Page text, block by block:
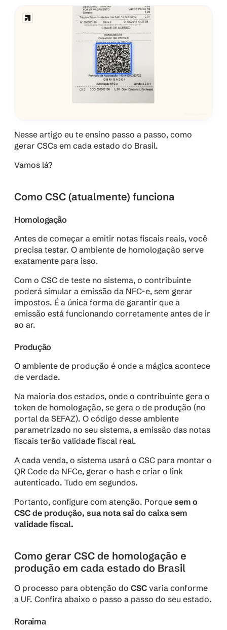
Nesse artigo eu te ensino passo a passo, como
gerar CSCs em cada estado do Brasil.
Vamos lá?
Como CSC (atualmente) funciona
Homologação
Antes de começar a emitir notas fiscais reais, você
precisa testar. O ambiente de homologação serve
exatamente para isso.
Com o CSC de teste no sistema, o contribuinte
poderá simular a emissão da NFC-e, sem gerar
impostos. É a única forma de garantir que a
emissão está funcionando corretamente antes de ir
ao ar.
Produção
O ambiente de produção é onde a mágica acontece
de verdade.
Na maioria dos estados, onde o contribuinte gera o
token de homologação, se gera o de produção (no
portal da SEFAZ). O código desse ambiente
parametrizado no seu sistema, a emissão das notas
fiscais terão validade fiscal real.
A cada venda, o sistema usará o CSC para montar o
QR Code da NFCe, gerar o hash e criar o link
autenticado. Tudo em segundos.
Portanto, configure com atenção. Porque sem o
CSC de produção, sua nota sai do caixa sem
validade fiscal.
Como gerar CSC de homologação e
produção em cada estado do Brasil
O processo para obtenção do CSC varia conforme
a UF. Confira abaixo o passo a passo do seu estado.
Roraima